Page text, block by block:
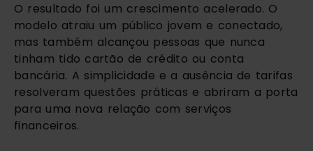
O resultado foi um crescimento acelerado. O
modelo atraiu um público jovem e conectado,
mas também alcançou pessoas que nunca
tinham tido cartão de crédito ou conta
bancária. A simplicidade e a ausência de tarifas
resolveram questões práticas e abriram a porta
para uma nova relação com serviços
financeiros.